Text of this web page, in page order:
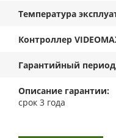
Температура
Контроллер
Гарантийный
Описание гарантии
срок 3 года